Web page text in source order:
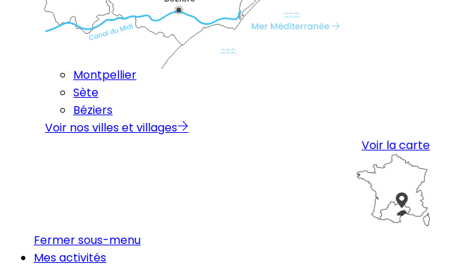
Montpellier
Sète
Béziers
Voir nos villes et villages
Voir la carte
Fermer sous-menu
Mes activités